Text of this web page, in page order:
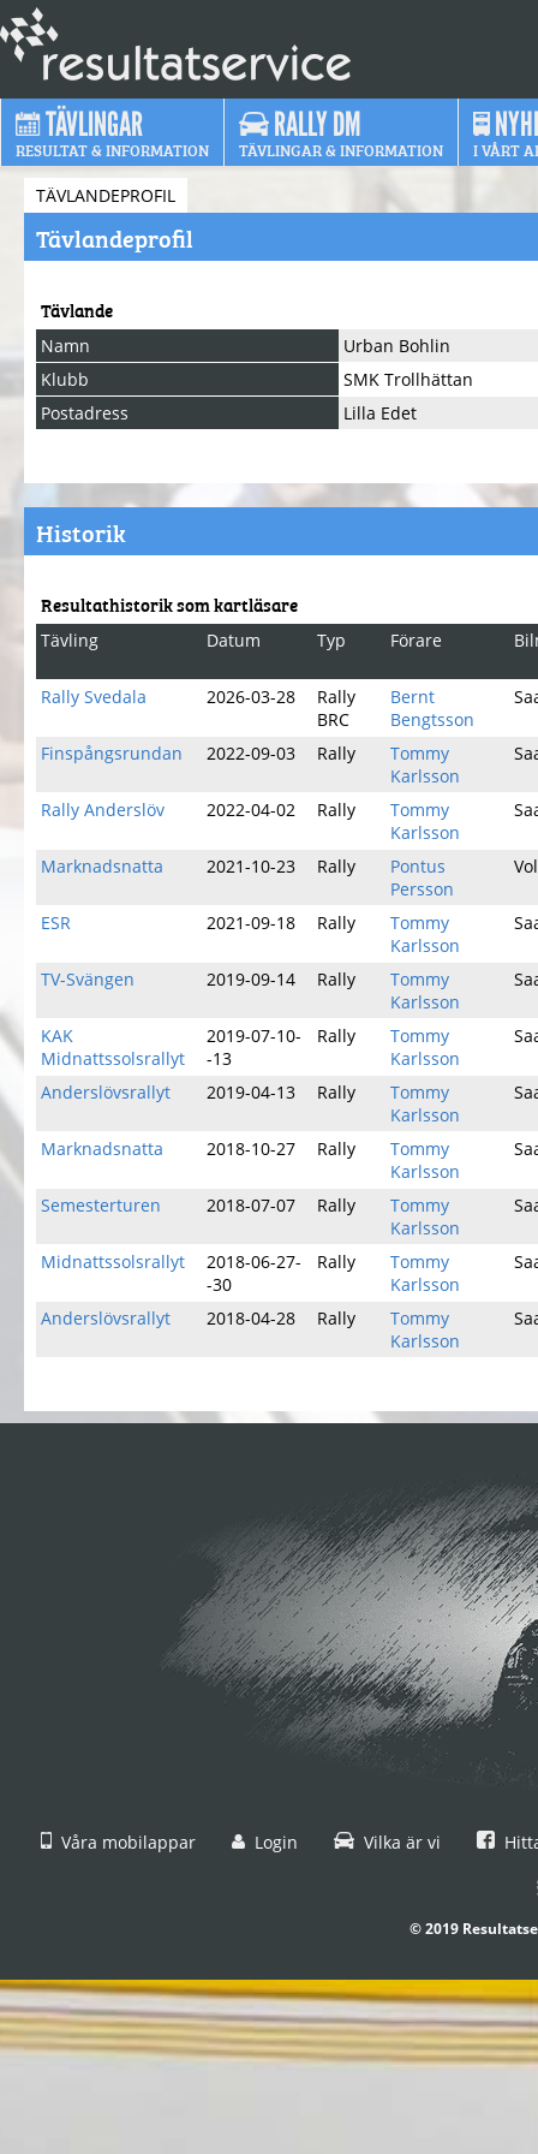
TÄVLINGAR
RESULTAT & INFORMATION
RALLY DM
TÄVLINGAR & INFORMATION I VÅRT
TÄVLANDEPROFIL
Tävlandeprofil
Tävlande
Namn
Urban Bohlin
Klubb
SMK Trollhättan
Postadress
Lilla Edet
Historik
Resultathistorik som kartläsare
Tävling Datum Typ Förare
Rally Svedala 2026-03-28
Rally
BRC
Bernt
Bengtsson
Finspångsrundan 2022-09-03 Rally
Tommy
Karlsson
Rally Anderslöv 2022-04-02 Rally
Tommy
Karlsson
Marknadsnatta 2021-10-23 Rally
Pontus
Persson
ESR 2021-09-18 Rally
Tommy
Karlsson
TV-Svängen 2019-09-14 Rally
Tommy
Karlsson
KAK
Midnattssolsrallyt
2019-07-10-
-13
Rally
Tommy
Karlsson
Anderslövsrallyt 2019-04-13 Rally
Tommy
Karlsson
Marknadsnatta 2018-10-27 Rally
Tommy
Karlsson
Semesterturen 2018-07-07 Rally
Tommy
Karlsson
Midnattssolsrallyt
2018-06-27-
-30
Rally
Tommy
Karlsson
Anderslövsrallyt 2018-04-28 Rally
Tommy
Karlsson
Våra mobilappar Login Vilka är vi
© 2019